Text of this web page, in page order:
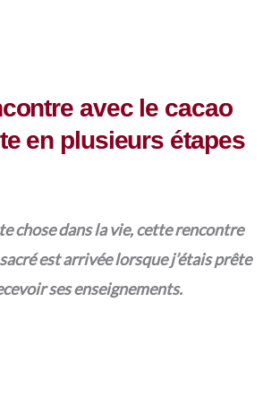
avec le cacao
en plusieurs étapes
chose dans la vie, cette rencontre
est arrivée lorsque j’étais prête
ses enseignements.